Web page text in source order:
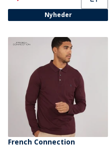
Nyheder
French Connection